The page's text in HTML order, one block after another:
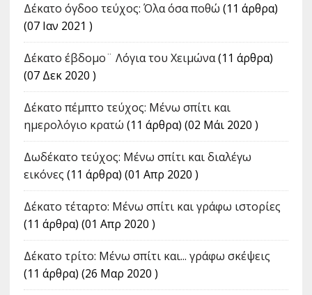
Δέκατο όγδοο τεύχος: Όλα όσα ποθώ (11 άρθρα)
(07 Ιαν 2021 )
Δέκατο έβδομο¨ Λόγια του Χειμώνα(11 άρθρα)
(07 Δεκ 2020 )
Δέκατο πέμπτο τεύχος: Μένω σπίτι και
ημερολόγιο κρατώ (11 άρθρα) (02 Μάι 2020 )
Δωδέκατο τεύχος: Μένω σπίτι και διαλέγω
εικόνες (11 άρθρα) (01 Απρ 2020 )
Δέκατο τέταρτο: Μένω σπίτι και γράφω ιστορίες
(11 άρθρα) (01 Απρ 2020 )
Δέκατο τρίτο: Μένω σπίτι και... γράφω σκέψεις
(11 άρθρα) (26 Μαρ 2020 )